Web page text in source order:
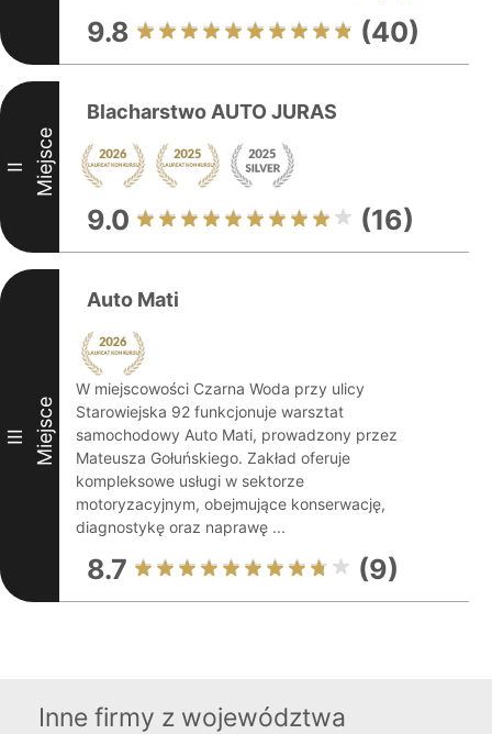
9.8 (40)
II Miejsce
Blacharstwo AUTO JURAS
9.0 (16)
III Miejsce
Auto Mati
W miejscowości Czarna Woda przy ulicy
Starowiejska 92 funkcjonuje warsztat
samochodowy Auto Mati, prowadzony przez
Mateusza Gołuńskiego. Zakład oferuje
kompleksowe usługi w sektorze
motoryzacyjnym, obejmujące konserwację,
diagnostykę oraz naprawę ...
8.7 (9)
Inne firmy z województwa